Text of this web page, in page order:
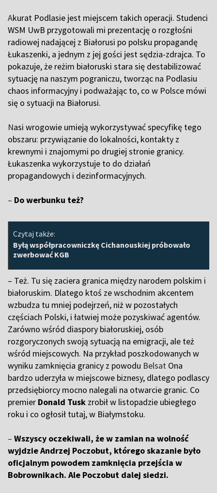
Akurat Podlasie jest miejscem takich operacji. Studenci
WSM UwB przygotowali mi prezentację o rozgłośni
radiowej nadającej z Białorusi po polsku propagandę
Łukaszenki, a jednym z jej gości jest sędzia-zdrajca. To
pokazuje, że reżim białoruski stara się destabilizować
sytuację na naszym pograniczu, tworząc na Podlasiu
chaos informacyjny i podważając to, co w Polsce mówi
się o sytuacji na Białorusi.
Nasi wrogowie umieją wykorzystywać specyfikę tego
obszaru: przywiązanie do lokalności, kontakty z
krewnymi i znajomymi po drugiej stronie granicy.
Łukaszenka wykorzystuje to do działań
propagandowych i dezinformacyjnych.
– Do werbunku też?
Czytaj także:
Byłą współpracowniczkę Cichanouskiej próbowało
zwerbować KGB
– Też. Tu się zaciera granica między narodem polskim i
białoruskim. Dlatego ktoś ze wschodnim akcentem
wzbudza tu mniej podejrzeń, niż w pozostałych
częściach Polski, i łatwiej może pozyskiwać agentów.
Zarówno wśród diaspory białoruskiej, osób
rozgoryczonych swoją sytuacją na emigracji, ale też
wśród miejscowych. Na przykład poszkodowanych w
wyniku zamknięcia granicy z powodu Belsat Ona
bardzo uderzyła w miejscowe biznesy, dlatego podlascy
przedsiębiorcy mocno nalegali na otwarcie granic. Co
premier Donald Tusk zrobił w listopadzie ubiegłego
roku i co ogłosił tutaj, w Białymstoku.
– Wszyscy oczekiwali, że w zamian na wolność
wyjdzie Andrzej Poczobut, którego skazanie było
oficjalnym powodem zamknięcia przejścia w
Bobrownikach. Ale Poczobut dalej siedzi.